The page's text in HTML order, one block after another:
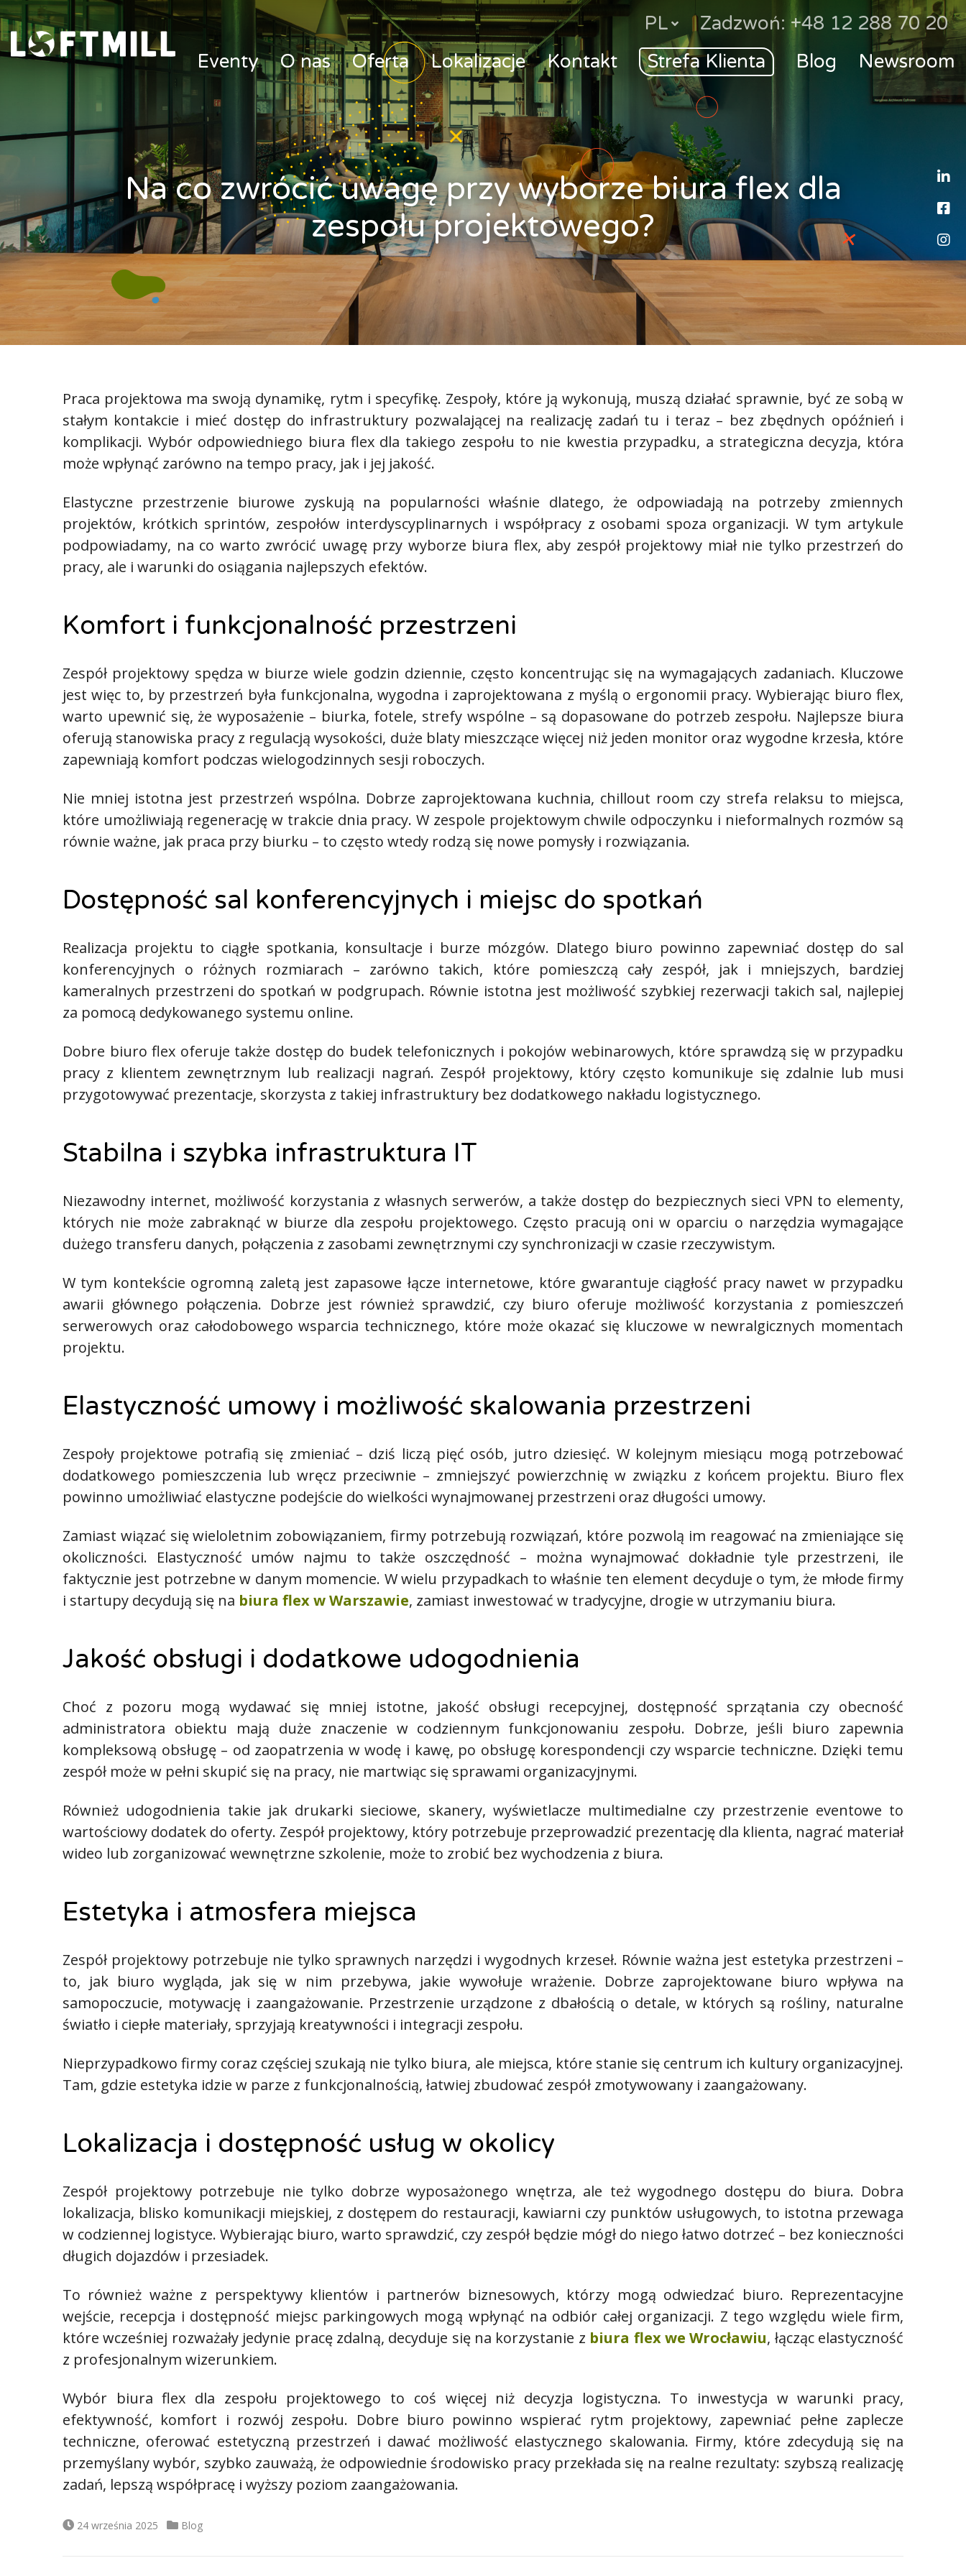
Loftmill.com
PL
Zadzwoń: +48 12 288 70 20
Eventy
O nas Oferta Lokalizacje Kontakt Strefa Klienta Blog Newsroom
Na co zwrócić uwagę przy wyborze biura flex dla
zespołu projektowego?
Praca projektowa ma swoją dynamikę, rytm i specyfikę. Zespoły, które ją wykonują, muszą działać sprawnie, być ze sobą w
stałym kontakcie i mieć dostęp do infrastruktury pozwalającej na realizację zadań tu i teraz – bez zbędnych opóźnień i
komplikacji. Wybór odpowiedniego biura flex dla takiego zespołu to nie kwestia przypadku, a strategiczna decyzja, która
może wpłynąć zarówno na tempo pracy, jak i jej jakość.
Elastyczne przestrzenie biurowe zyskują na popularności właśnie dlatego, że odpowiadają na potrzeby zmiennych
projektów, krótkich sprintów, zespołów interdyscyplinarnych i współpracy z osobami spoza organizacji. W tym artykule
podpowiadamy, na co warto zwrócić uwagę przy wyborze biura flex, aby zespół projektowy miał nie tylko przestrzeń do
pracy, ale i warunki do osiągania najlepszych efektów.
Komfort i funkcjonalność przestrzeni
Zespół projektowy spędza w biurze wiele godzin dziennie, często koncentrując się na wymagających zadaniach. Kluczowe
jest więc to, by przestrzeń była funkcjonalna, wygodna i zaprojektowana z myślą o ergonomii pracy. Wybierając biuro flex,
warto upewnić się, że wyposażenie – biurka, fotele, strefy wspólne – są dopasowane do potrzeb zespołu. Najlepsze biura
oferują stanowiska pracy z regulacją wysokości, duże blaty mieszczące więcej niż jeden monitor oraz wygodne krzesła, które
zapewniają komfort podczas wielogodzinnych sesji roboczych.
Nie mniej istotna jest przestrzeń wspólna. Dobrze zaprojektowana kuchnia, chillout room czy strefa relaksu to miejsca,
które umożliwiają regenerację w trakcie dnia pracy. W zespole projektowym chwile odpoczynku i nieformalnych rozmów są
równie ważne, jak praca przy biurku – to często wtedy rodzą się nowe pomysły i rozwiązania.
Dostępność sal konferencyjnych i miejsc do spotkań
Realizacja projektu to ciągłe spotkania, konsultacje i burze mózgów. Dlatego biuro powinno zapewniać dostęp do sal
konferencyjnych o różnych rozmiarach – zarówno takich, które pomieszczą cały zespół, jak i mniejszych, bardziej
kameralnych przestrzeni do spotkań w podgrupach. Równie istotna jest możliwość szybkiej rezerwacji takich sal, najlepiej
za pomocą dedykowanego systemu online.
Dobre biuro flex oferuje także dostęp do budek telefonicznych i pokojów webinarowych, które sprawdzą się w przypadku
pracy z klientem zewnętrznym lub realizacji nagrań. Zespół projektowy, który często komunikuje się zdalnie lub musi
przygotowywać prezentacje, skorzysta z takiej infrastruktury bez dodatkowego nakładu logistycznego.
Stabilna i szybka infrastruktura IT
Niezawodny internet, możliwość korzystania z własnych serwerów, a także dostęp do bezpiecznych sieci VPN to elementy,
których nie może zabraknąć w biurze dla zespołu projektowego. Często pracują oni w oparciu o narzędzia wymagające
dużego transferu danych, połączenia z zasobami zewnętrznymi czy synchronizacji w czasie rzeczywistym.
W tym kontekście ogromną zaletą jest zapasowe łącze internetowe, które gwarantuje ciągłość pracy nawet w przypadku
awarii głównego połączenia. Dobrze jest również sprawdzić, czy biuro oferuje możliwość korzystania z pomieszczeń
serwerowych oraz całodobowego wsparcia technicznego, które może okazać się kluczowe w newralgicznych momentach
projektu.
Elastyczność umowy i możliwość skalowania przestrzeni
Zespoły projektowe potrafią się zmieniać – dziś liczą pięć osób, jutro dziesięć. W kolejnym miesiącu mogą potrzebować
dodatkowego pomieszczenia lub wręcz przeciwnie – zmniejszyć powierzchnię w związku z końcem projektu. Biuro flex
powinno umożliwiać elastyczne podejście do wielkości wynajmowanej przestrzeni oraz długości umowy.
Zamiast wiązać się wieloletnim zobowiązaniem, firmy potrzebują rozwiązań, które pozwolą im reagować na zmieniające się
okoliczności. Elastyczność umów najmu to także oszczędność – można wynajmować dokładnie tyle przestrzeni, ile
faktycznie jest potrzebne w danym momencie. W wielu przypadkach to właśnie ten element decyduje o tym, że młode firmy
i startupy decydują się na biura flex w Warszawie, zamiast inwestować w tradycyjne, drogie w utrzymaniu biura.
Jakość obsługi i dodatkowe udogodnienia
Choć z pozoru mogą wydawać się mniej istotne, jakość obsługi recepcyjnej, dostępność sprzątania czy obecność
administratora obiektu mają duże znaczenie w codziennym funkcjonowaniu zespołu. Dobrze, jeśli biuro zapewnia
kompleksową obsługę – od zaopatrzenia w wodę i kawę, po obsługę korespondencji czy wsparcie techniczne. Dzięki temu
zespół może w pełni skupić się na pracy, nie martwiąc się sprawami organizacyjnymi.
Również udogodnienia takie jak drukarki sieciowe, skanery, wyświetlacze multimedialne czy przestrzenie eventowe to
wartościowy dodatek do oferty. Zespół projektowy, który potrzebuje przeprowadzić prezentację dla klienta, nagrać materiał
wideo lub zorganizować wewnętrzne szkolenie, może to zrobić bez wychodzenia z biura.
Estetyka i atmosfera miejsca
Zespół projektowy potrzebuje nie tylko sprawnych narzędzi i wygodnych krzeseł. Równie ważna jest estetyka przestrzeni –
to, jak biuro wygląda, jak się w nim przebywa, jakie wywołuje wrażenie. Dobrze zaprojektowane biuro wpływa na
samopoczucie, motywację i zaangażowanie. Przestrzenie urządzone z dbałością o detale, w których są rośliny, naturalne
światło i ciepłe materiały, sprzyjają kreatywności i integracji zespołu.
Nieprzypadkowo firmy coraz częściej szukają nie tylko biura, ale miejsca, które stanie się centrum ich kultury organizacyjnej.
Tam, gdzie estetyka idzie w parze z funkcjonalnością, łatwiej zbudować zespół zmotywowany i zaangażowany.
Lokalizacja i dostępność usług w okolicy
Zespół projektowy potrzebuje nie tylko dobrze wyposażonego wnętrza, ale też wygodnego dostępu do biura. Dobra
lokalizacja, blisko komunikacji miejskiej, z dostępem do restauracji, kawiarni czy punktów usługowych, to istotna przewaga
w codziennej logistyce. Wybierając biuro, warto sprawdzić, czy zespół będzie mógł do niego łatwo dotrzeć – bez konieczności
długich dojazdów i przesiadek.
To również ważne z perspektywy klientów i partnerów biznesowych, którzy mogą odwiedzać biuro. Reprezentacyjne
wejście, recepcja i dostępność miejsc parkingowych mogą wpłynąć na odbiór całej organizacji. Z tego względu wiele firm,
które wcześniej rozważały jedynie pracę zdalną, decyduje się na korzystanie z biura flex we Wrocławiu, łącząc elastyczność
z profesjonalnym wizerunkiem.
Wybór biura flex dla zespołu projektowego to coś więcej niż decyzja logistyczna. To inwestycja w warunki pracy,
efektywność, komfort i rozwój zespołu. Dobre biuro powinno wspierać rytm projektowy, zapewniać pełne zaplecze
techniczne, oferować estetyczną przestrzeń i dawać możliwość elastycznego skalowania. Firmy, które zdecydują się na
przemyślany wybór, szybko zauważą, że odpowiednie środowisko pracy przekłada się na realne rezultaty: szybszą realizację
zadań, lepszą współpracę i wyższy poziom zaangażowania.
Data
24 września 2025 Kategorie
Blog